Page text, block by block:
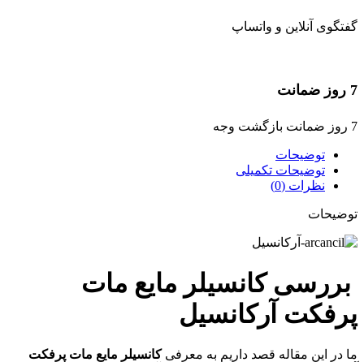
گفتگوی آنلاین و واتساپ
7 روز ضمانت
7 روز ضمانت بازگشت وجه
توضیحات
توضیحات تکمیلی
نظرات (0)
توضیحات
بررسیکانسیلر مایع مات
پرفکت آرکانسیل
ما در این مقاله قصد داریم به معرفیکانسیلر مایع مات پرفکت